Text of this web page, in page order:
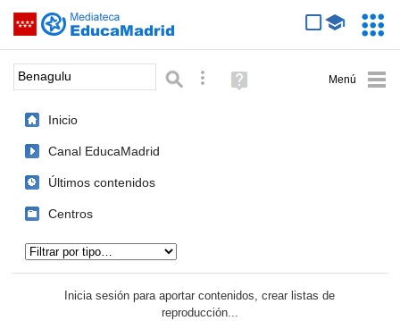
Saltar navegación
Palabra o frase: Búsqueda avanzada
Ayuda
(en
Inicio
Canal EducaMadrid
Últimos contenidos
Centros
Inicia sesión para aportar contenidos, crear listas de
reproducción...